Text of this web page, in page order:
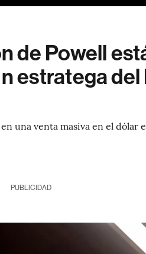
de Powell
estratega
una venta masiva en el dólar
PUBLICIDAD